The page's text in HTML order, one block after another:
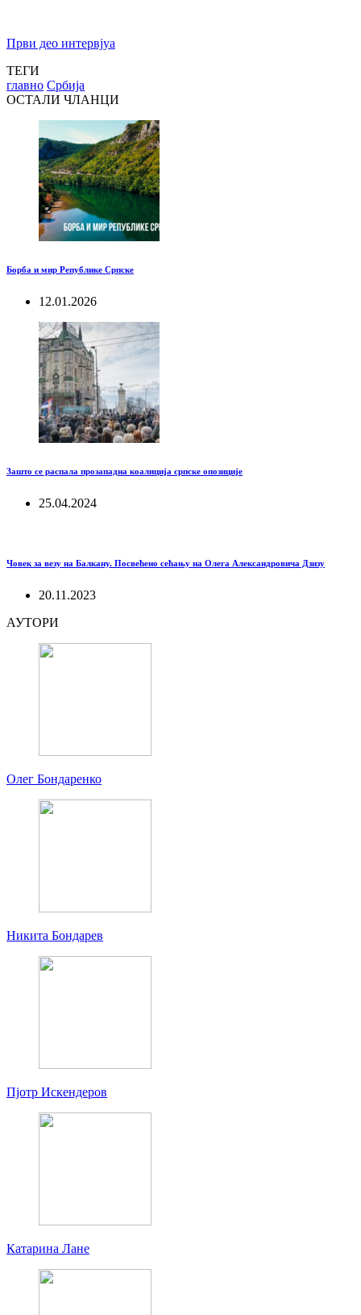
Први део интервjуа
ТЕГИ
главно Србија
ОСТАЛИ ЧЛАНЦИ
Борба и мир Републике Српске
12.01.2026
Зашто се распала прозападна коалиција српске опозиције
25.04.2024
Човек за везу на Балкану. Посвећено сећању на Олега Александровича Дзизу
20.11.2023
АУТОРИ
Олег Бондаренко
Никита Бондарев
Пjoтр Искендеров
Катарина Лане